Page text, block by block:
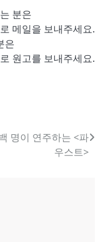
분은
메일을 보내주세요.
은
원고를 보내주세요.
명이 연주하는 <파
우스트>